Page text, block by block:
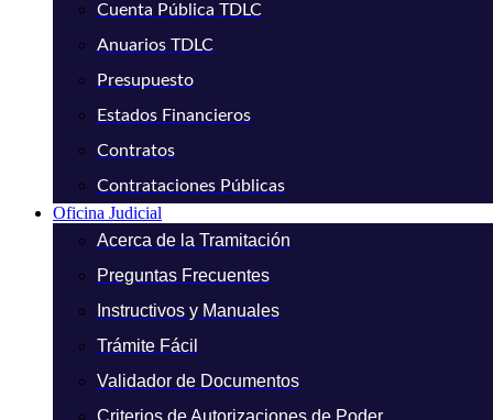
Cuenta Pública TDLC
Anuarios TDLC
Presupuesto
Estados Financieros
Contratos
Contrataciones Públicas
Oficina Judicial
Acerca de la Tramitación
Preguntas Frecuentes
Instructivos y Manuales
Trámite Fácil
Validador de Documentos
Criterios de Autorizaciones de Poder